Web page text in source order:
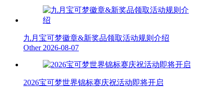
九月宝可梦徽章&新奖品领取活动规则介绍
Other 2026-08-07
2026宝可梦世界锦标赛庆祝活动即将开启